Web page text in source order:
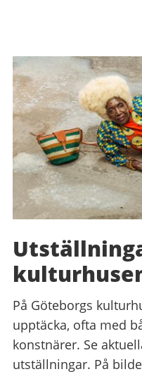
På Göteborgs
upptäcka, ofta med
konstnärer. Se
utställningar. På